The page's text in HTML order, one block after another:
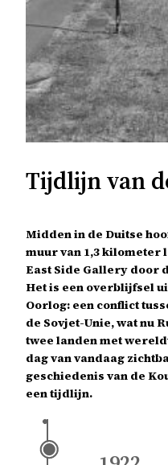
Tijdlijn van
Midden in de Duitse
muur van 1,3 kilometer
East Side Gallery door
Het is een overblijfsel
Oorlog: een conflict
de Sovjet-Unie, wat nu
twee landen met
dag van vandaag
geschiedenis van de
een tijdlijn.